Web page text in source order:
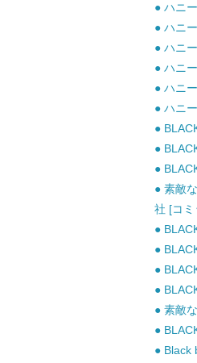
● ハニ
● ハニ
● ハニ
● ハニ
● ハニ
● ハニ
●
●
●
● 素敵
社 [コミ
●
●
●
●
● 素敵
●
● Black